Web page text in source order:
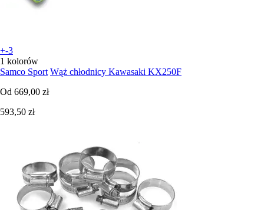
+-3
1 kolorów
Samco Sport Wąż chłodnicy Kawasaki KX250F
Od 669,00 zł
593,50 zł